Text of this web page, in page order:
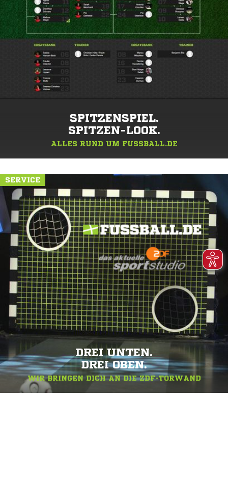
SPITZENSPIEL.
SPITZEN-LOOK.
ALLES RUND UM FUSSBALL.DE
SERVICE
DREI UNTEN.
DREI OBEN.
WIR BRINGEN DICH AN DIE ZDF-TORWAND